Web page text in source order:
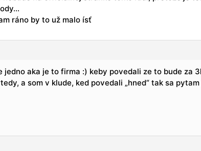
ráno by to už malo ísť
jedno aka je to firma :) keby povedali ze to bude za
a som v klude, ked povedali „hned“ tak sa